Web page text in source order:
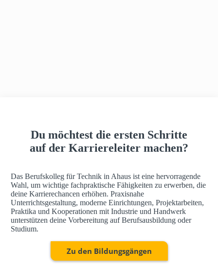
Du möchtest die ersten Schritte
auf der Karriereleiter machen?
Das Berufskolleg für Technik in Ahaus ist eine hervorragende
Wahl, um wichtige fachpraktische Fähigkeiten zu erwerben, die
deine Karrierechancen erhöhen. Praxisnahe
Unterrichtsgestaltung, moderne Einrichtungen, Projektarbeiten,
Praktika und Kooperationen mit Industrie und Handwerk
unterstützen deine Vorbereitung auf Berufsausbildung oder
Studium.
Zu den Bildungsgängen